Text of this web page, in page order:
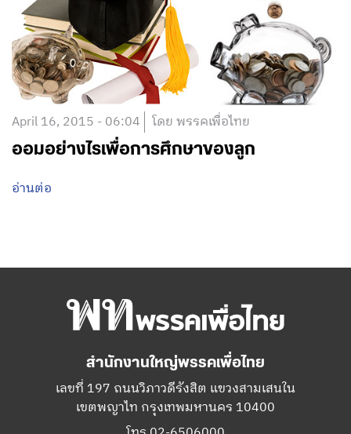
April 16, 2015 - 06:04 โดย พรรคเพื่อไทย
ออมอย่างไรเพื่อการศึกษาของลูก
อ่านต่อ
สำนักงานใหญ่พรรคเพื่อไทย
เลขที่ 197 ถนนวิภาวดีรังสิต แขวงสามเสนใน
เขตพญาไท กรุงเทพมหานคร 10400